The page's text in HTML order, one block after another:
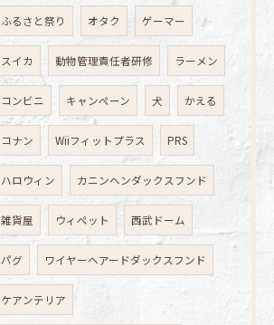
ふるさと祭り オタク ゲーマー
スイカ 動物管理責任者研修 ラーメン
コンビニ キャンペーン 犬 かえる
コナン Wiiフィットプラス PRS
ハロウィン カニンヘンダックスフンド
雑貨屋 ウィペット 西武ドーム
パグ ワイヤーヘアードダックスフンド
ケアンテリア